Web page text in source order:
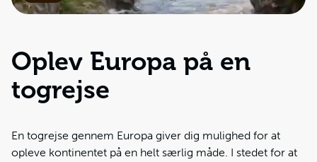
Oplev Europa på en
togrejse
En togrejse gennem Europa giver dig mulighed for at
opleve kontinentet på en helt særlig måde. I stedet for at